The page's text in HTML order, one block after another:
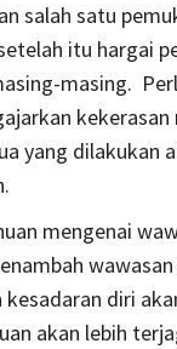
salah satu
itu hargai
masing.
yang dilakukan
mengenai
diri
akan lebih